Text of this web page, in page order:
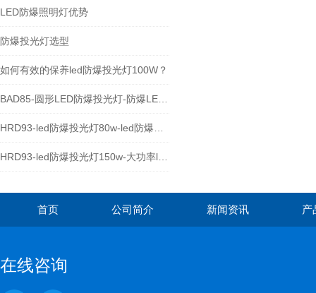
LED防爆照明灯优势
防爆投光灯选型
如何有效的保养led防爆投光灯100W？
首页 公司简介 新闻资讯 产
在线咨询